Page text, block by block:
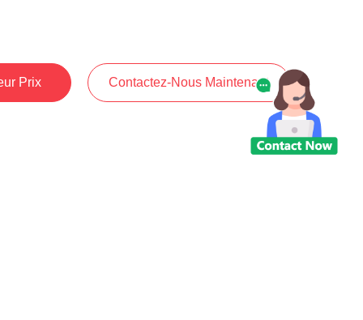
Prix Contactez-Nous Maintenant